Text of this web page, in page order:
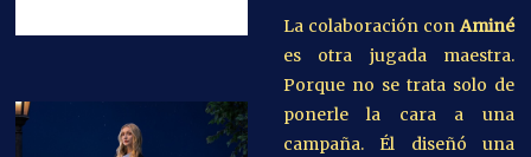
La colaboración con Aminé
es otra jugada maestra.
Porque no se trata solo de
ponerle la cara a una
campaña. Él diseñó una